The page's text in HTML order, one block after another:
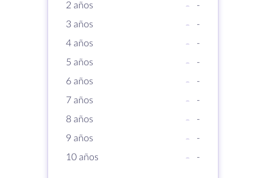
2 años
-
-
3 años
-
-
4 años
-
-
5 años
-
-
6 años
-
-
7 años
-
-
8 años
-
-
9 años
-
-
10 años
- -